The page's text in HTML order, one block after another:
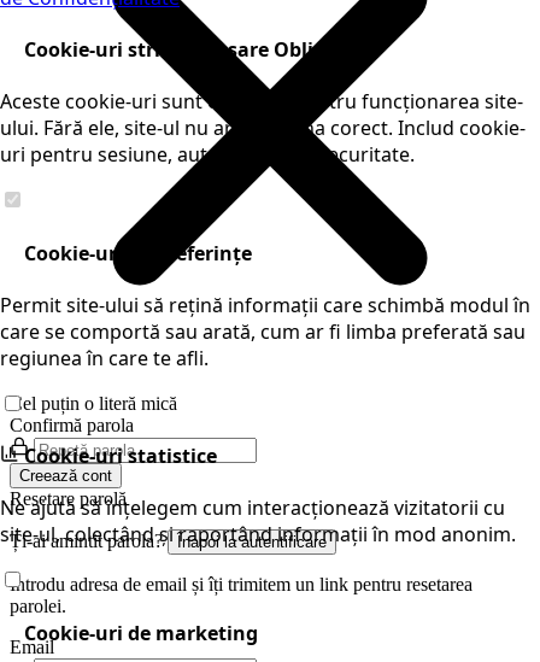
Cookie-uri strict necesare Obligatorii
Aceste cookie-uri sunt esențiale pentru funcționarea site-
ului. Fără ele, site-ul nu ar funcționa corect. Includ cookie-
uri pentru sesiune, autentificare și securitate.
Cookie-uri de preferințe
Permit site-ului să rețină informații care schimbă modul în
care se comportă sau arată, cum ar fi limba preferată sau
regiunea în care te afli.
Cookie-uri statistice
Ne ajută să înțelegem cum interacționează vizitatorii cu
site-ul, colectând și raportând informații în mod anonim.
Cookie-uri de marketing
Cel puțin o literă mică
Confirmă parola
Creează cont
Resetare parolă
Ți-ai amintit parola? Înapoi la autentificare
Introdu adresa de email și îți trimitem un link pentru resetarea
parolei.
Email